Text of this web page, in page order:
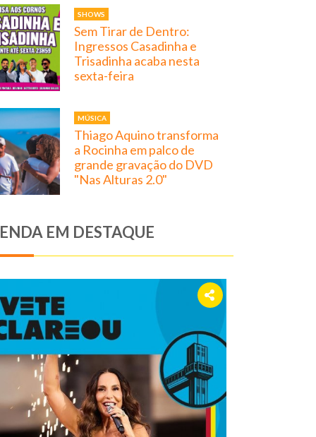
SHOWS
Sem Tirar de Dentro:
Ingressos Casadinha e
Trisadinha acaba nesta
sexta-feira
MÚSICA
Thiago Aquino transforma
a Rocinha em palco de
grande gravação do DVD
"Nas Alturas 2.0"
EM DESTAQUE